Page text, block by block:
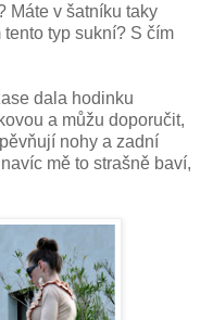
Máte v šatníku taky
typ sukní? S čím
dala hodinku
a můžu doporučit,
nohy a zadní
mě to strašně baví,